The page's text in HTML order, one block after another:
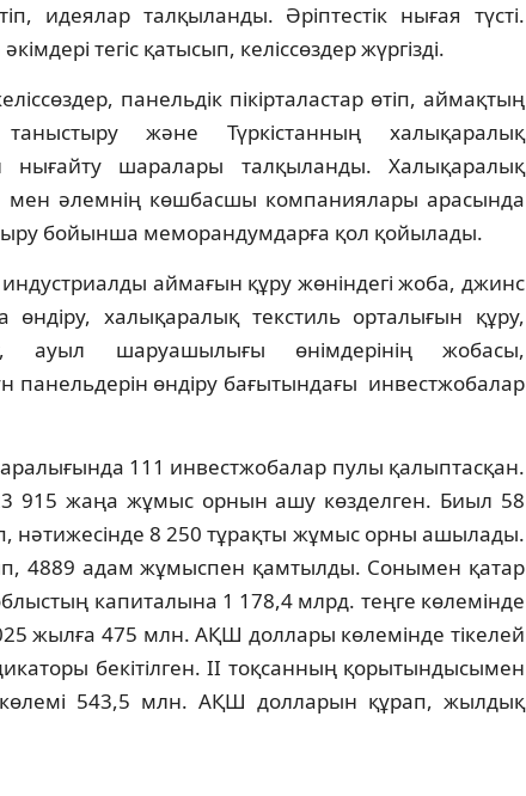
идеялар талқыланды. Әріптестік нығая түсті.
тегіс қатысып, келіссөздер жүргізді.
панельдік пікірталастар өтіп, аймақтың
таныстыру және Түркістанның халықаралық
нығайту шаралары талқыланды. Халықаралық
мен әлемнің көшбасшы компаниялары арасында
бойынша меморандумдарға қол қойылады.
аймағын құру жөніндегі жоба, джинс
халықаралық текстиль орталығын құру,
ауыл шаруашылығы өнімдерінің жобасы,
өндіру бағытындағы инвестжобалар
111 инвестжобалар пулы қалыптасқан.
915 жаңа жұмыс орнын ашу көзделген. Биыл 58
нәтижесінде 8 250 тұрақты жұмыс орны ашылады.
4889 адам жұмыспен қамтылды. Сонымен қатар
капиталына 1 178,4 млрд. теңге көлемінде
жылға 475 млн. АҚШ доллары көлемінде тікелей
бекітілген. II тоқсанның қорытындысымен
көлемі 543,5 млн. АҚШ долларын құрап, жылдық